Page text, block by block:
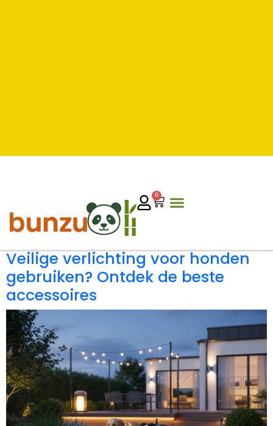
0
Veilige verlichting voor honden
gebruiken? Ontdek de beste
accessoires